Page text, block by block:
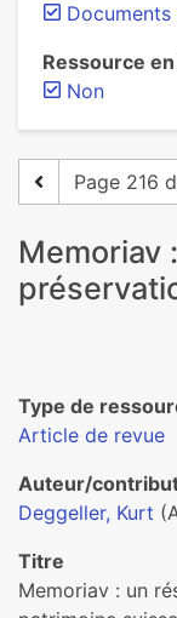
Ressource
Non
Page 216
Memoriav
Type de
Article de revue
Auteur/
Deggeller, Kurt
Titre
Memoriav : un